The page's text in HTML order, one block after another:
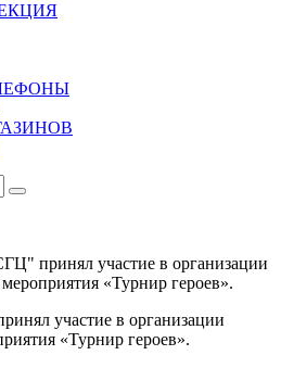
принял участие в организации
«Турнир героев».
участие в организации
«Турнир героев».